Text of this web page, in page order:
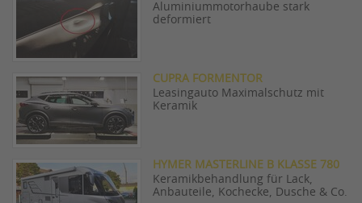
Aluminiummotorhaube stark
deformiert
CUPRA FORMENTOR
Leasingauto Maximalschutz mit
Keramik
HYMER MASTERLINE B KLASSE 780
Keramikbehandlung für Lack,
Anbauteile, Kochecke, Dusche & Co.